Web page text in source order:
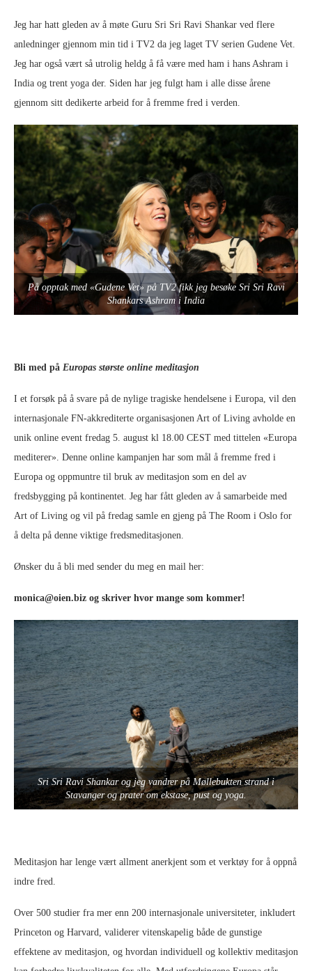
Jeg har hatt gleden av å møte Guru Sri Sri Ravi Shankar ved flere
anledninger gjennom min tid i TV2 da jeg laget TV serien Gudene Vet.
Jeg har også vært så utrolig heldg å få være med ham i hans Ashram i
India og trent yoga der. Siden har jeg fulgt ham i alle disse årene
gjennom sitt dedikerte arbeid for å fremme fred i verden.
På opptak med «Gudene Vet» på TV2 fikk jeg besøke Sri Sri Ravi
Shankars Ashram i India
Bli med på Europas største online meditasjon
I et forsøk på å svare på de nylige tragiske hendelsene i Europa, vil den
internasjonale FN-akkrediterte organisasjonen Art of Living avholde en
unik online event fredag 5. august kl 18.00 CEST med tittelen «Europa
mediterer». Denne online kampanjen har som mål å fremme fred i
Europa og oppmuntre til bruk av meditasjon som en del av
fredsbygging på kontinentet. Jeg har fått gleden av å samarbeide med
Art of Living og vil på fredag samle en gjeng på The Room i Oslo for
å delta på denne viktige fredsmeditasjonen.
Ønsker du å bli med sender du meg en mail her:
monica@oien.biz og skriver hvor mange som kommer!
Sri Sri Ravi Shankar og jeg vandrer på Møllebukten strand i
Stavanger og prater om ekstase, pust og yoga.
Meditasjon har lenge vært allment anerkjent som et verktøy for å oppnå
indre fred.
Over 500 studier fra mer enn 200 internasjonale universiteter, inkludert
Princeton og Harvard, validerer vitenskapelig både de gunstige
effektene av meditasjon, og hvordan individuell og kollektiv meditasjon